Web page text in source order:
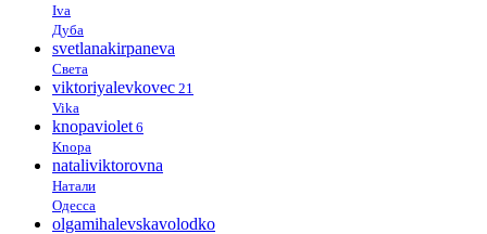
Iva
Дуба
svetlanakirpaneva
Света
viktoriyalevkovec 21
Vika
knopaviolet 6
Knopa
nataliviktorovna
Натали
Одесса
olgamihalevskavolodko